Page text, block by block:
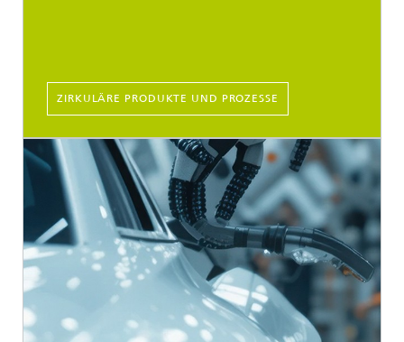
ZIRKULÄRE PRODUKTE UND PROZESSE